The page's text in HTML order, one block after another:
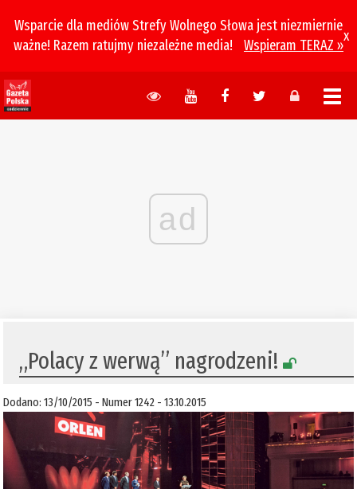
Wsparcie dla mediów Strefy Wolnego Słowa jest niezmiernie
ważne! Razem ratujmy niezależne media!
Wspieram TERAZ »
x
ad
„Polacy z werwą” nagrodzeni!
Dodano: 13/10/2015 - Numer 1242 - 13.10.2015